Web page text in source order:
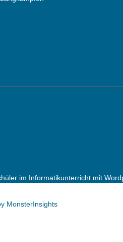
im Informatikunterricht mit